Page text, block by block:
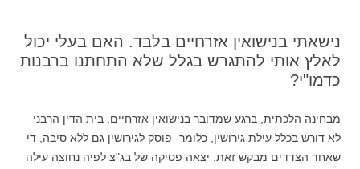
נישאתי בנישואין אזרחיים בלבד. האם בעלי יכול
לאלץ אותי להתגרש בגלל שלא התחתנו ברבנות
כדמו"י?
מבחינה הלכתית, ברגע שמדובר בנישואין אזרחיים, בית הדין הרבני
לא דורש בכלל עילת גירושין, כלומר- פוסק לגירושין גם ללא סיבה, די
שאחד הצדדים מבקש זאת. יצאה פסיקה של בג"צ לפיה נחוצה עילה